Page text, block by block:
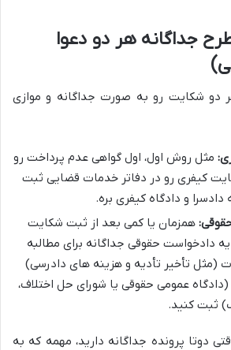
جداگانه هر دو دعوا
دو شکایت رو به صورت جداگانه و موازی
مثل روش اول، اول گواهی عدم پرداخت رو
کیفری رو در دفاتر خدمات قضایی ثبت
دادسرا و دادگاه کیفری بره.
همزمان یا کمی بعد از ثبت شکایت
دادخواست حقوقی جداگانه برای مطالبه
(مثل تأخیر تأدیه و هزینه های دادرسی)
عمومی حقوقی یا شورای حل اختلاف،
ثبت کنید.
دوتا پرونده جداگانه دارید، مهمه که به